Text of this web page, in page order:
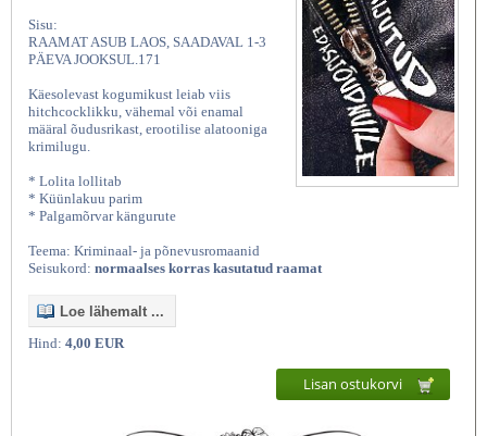
Sisu:
RAAMAT ASUB LAOS, SAADAVAL 1-3
PÄEVA JOOKSUL.171
Käesolevast kogumikust leiab viis
hitchcocklikku, vähemal või enamal
määral õudusrikast, erootilise alatooniga
krimilugu.
* Lolita lollitab
* Küünlakuu parim
* Palgamõrvar kängurute
Teema: Kriminaal- ja põnevusromaanid
Seisukord: normaalses korras kasutatud raamat
Loe lähemalt ...
Hind: 4,00 EUR
Lisan ostukorvi